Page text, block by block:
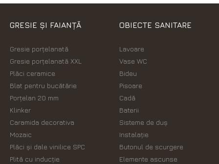
GRESIE ȘI FAIANȚĂ
Gresie porțelanată
Gresie porțelanată XXL
Plăci ceramice
Blat pentru bucătărie
Porțelan 20 mm
Klinker
Caramida decorativa
Mozaic
Plăci şi dale vinilice SPC
Plită cu inducție
OBIECTE SANITARE
Lavoare
Vase WC
Bideu
Pisoare
Cadă
Baterii
Sisteme de duș
Instalație
Butonul de scurgere
Elemente ascunse